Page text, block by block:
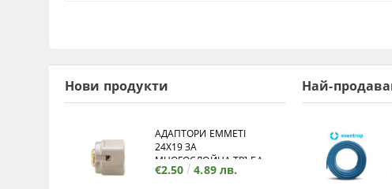
Нови продукти
АДАПТОРИ EMMETI
24X19 ЗА
МНОГОСЛОЙНА ТРЪБА
€2.50 4.89 лв.
Най-